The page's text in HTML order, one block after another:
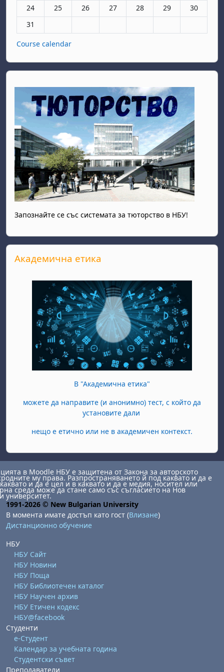
Няма събития, понеделник, 24 август
24 Няма събития, вторник, 25 август
25 Няма събития, сряда, 26 август
26 Няма събития, четвъртък, 27
27 Няма събития, петък, 28
28 Няма събития,
29 Няма
30
Няма събития, понеделник, 31 август
31
Course calendar
Запознайте се със системата за тюторство в НБУ!
Прескочи Академична етика
Академична етика
В "Академична етика"
можете да направите (и анонимно) тест, с който да
установите дали
нещо е етично или не в академичен контекст.
в Moodle НБУ е защитена от Закона за авторското
му права. Разпространяването й под каквато и да е
и да е цел и в каквато и да е медия, носител или
среда може да стане само със съгласието на Нов
университет.
1991-2026 © New Bulgarian University
В момента имате достъп като гост (Влизане)
Дистанционно обучение
НБУ
НБУ Сайт
НБУ Новини
НБУ Поща
НБУ Библиотечен каталог
НБУ Научен архив
НБУ Етичен кодекс
НБУ@facebook
Студенти
е-Студент
Календар за учебната година
Студентски съвет
Преподаватели